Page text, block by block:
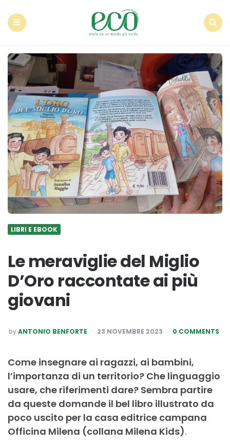
LIBRI E EBOOK
Le meraviglie del Miglio
D’Oro raccontate ai più
giovani
POSTED
BY
byANTONIO BENFORTE 23 NOVEMBRE 2023 0 COMMENTS
Come insegnare ai ragazzi, ai bambini,
l’importanza di un territorio? Che linguaggio
usare, che riferimenti dare? Sembra partire
da queste domande il bel libro illustrato da
poco uscito per la casa editrice campana
Officina Milena (collana Milena Kids).